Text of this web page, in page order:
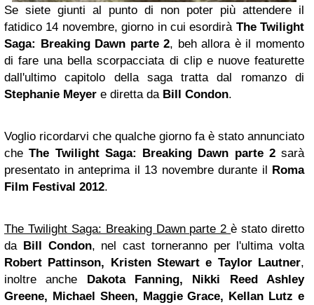
Se siete giunti al punto di non poter più attendere il
fatidico 14 novembre, giorno in cui esordirà The Twilight
Saga: Breaking Dawn parte 2, beh allora è il momento
di fare una bella scorpacciata di clip e nuove featurette
dall'ultimo capitolo della saga tratta dal romanzo di
Stephanie Meyer e diretta da Bill Condon.
Voglio ricordarvi che qualche giorno fa è stato annunciato
cheThe Twilight Saga: Breaking Dawn parte 2 sarà
presentato in anteprima il 13 novembre durante il Roma
Film Festival 2012.
The Twilight Saga: Breaking Dawn parte 2è stato diretto
da Bill Condon, nel cast torneranno per l'ultima volta
Robert Pattinson, Kristen Stewart e Taylor Lautner,
inoltre anche Dakota Fanning, Nikki Reed Ashley
Greene, Michael Sheen, Maggie Grace, Kellan Lutz e